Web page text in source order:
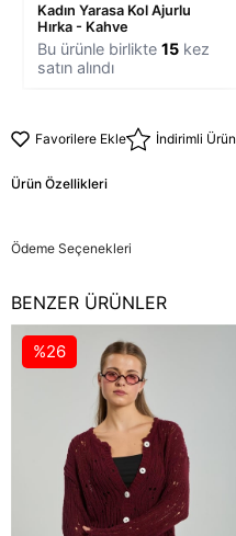
Kadın Yarasa Kol Ajurlu
Hırka - Kahve
Bu ürünle birlikte 15 kez
satın alındı
Favorilere Ekle İndirimli Ürün
Ürün Özellikleri
Ödeme Seçenekleri
BENZER ÜRÜNLER
%26